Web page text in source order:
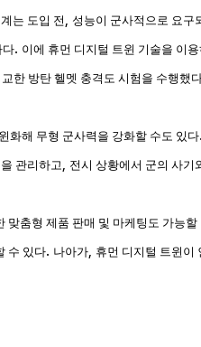
는 도입 전 , 성능이 군사적으로 요구
다. 이에 휴먼 디지털 트윈 기술을 이
한 방탄 헬멧 충격도 시험을 수행했
화해 무형 군사력을 강화할 수도 있다.
관리하고, 전시 상황에서 군의 사기
맞춤형 제품 판매 및 마케팅도 가능할
수 있다. 나아가, 휴먼 디지털 트윈이